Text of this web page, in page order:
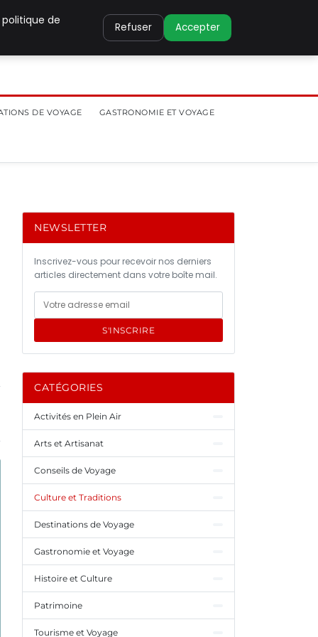
DE VOYAGE GASTRONOMIE ET VOYAGE
NEWSLETTER
Inscrivez-vous pour recevoir nos derniers
articles directement dans votre boîte mail.
S'INSCRIRE
CATÉGORIES
Activités en Plein Air
Arts et Artisanat
Conseils de Voyage
Culture et Traditions
Destinations de Voyage
Gastronomie et Voyage
Histoire et Culture
Patrimoine
Tourisme et Voyage
de
Refuser Accepter